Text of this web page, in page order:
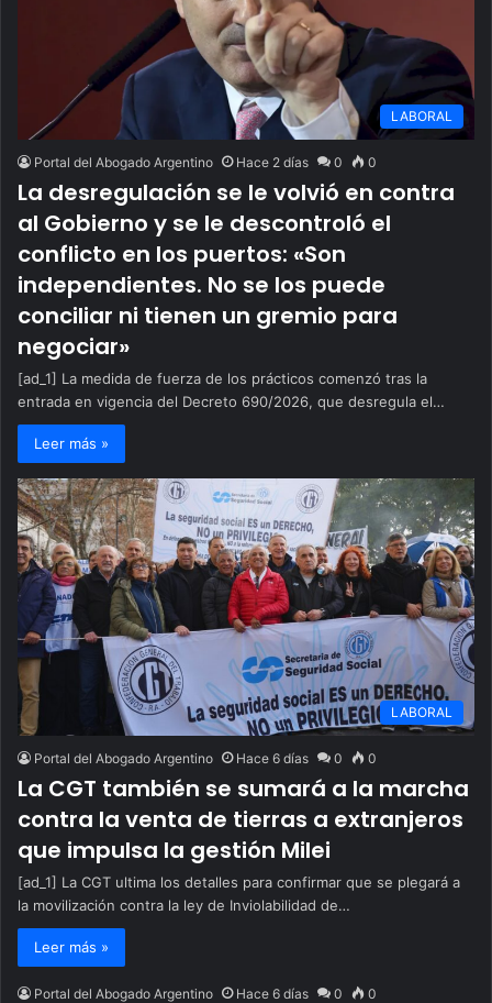
LABORAL
Portal del Abogado Argentino Hace 2 días 0 0
La desregulación se le volvió en contra
al Gobierno y se le descontroló el
conflicto en los puertos: «Son
independientes. No se los puede
conciliar ni tienen un gremio para
negociar»
[ad_1] La medida de fuerza de los prácticos comenzó tras la
entrada en vigencia del Decreto 690/2026, que desregula el…
Leer más »
LABORAL
Portal del Abogado Argentino Hace 6 días 0 0
La CGT también se sumará a la marcha
contra la venta de tierras a extranjeros
que impulsa la gestión Milei
[ad_1] La CGT ultima los detalles para confirmar que se plegará a
la movilización contra la ley de Inviolabilidad de…
Leer más »
Portal del Abogado Argentino Hace 6 días 0 0